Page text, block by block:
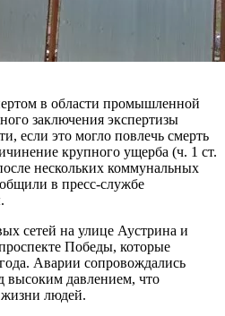
в области промышленной
заключения экспертизы
если это могло повлечь смерть
крупного ущерба (ч. 1 ст.
нескольких коммунальных
в пресс-службе
сетей на улице Аустрина и
Победы, которые
Аварии сопровождались
высоким давлением, что
жизни людей.